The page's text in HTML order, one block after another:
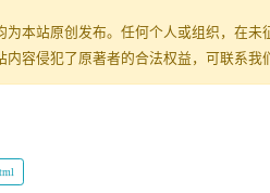
本站原创发布。任何个人或组织，在
容侵犯了原著者的合法权益，可联系我